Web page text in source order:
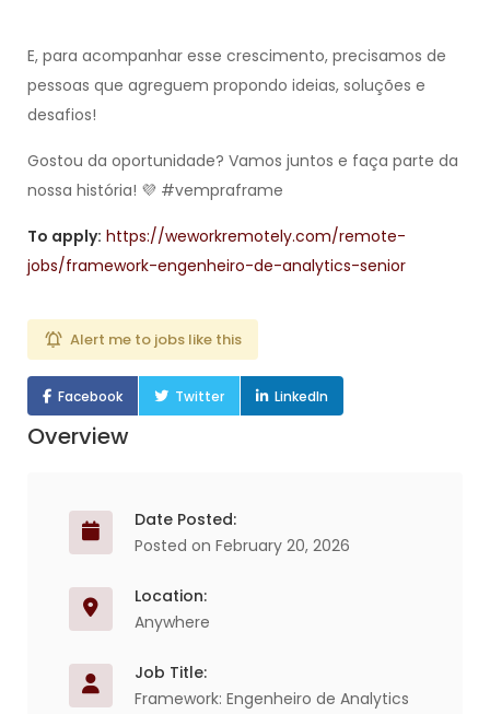
E, para acompanhar esse crescimento, precisamos de
pessoas que agreguem propondo ideias, soluções e
desafios!
Gostou da oportunidade? Vamos juntos e​ faça parte da
nossa história! 💜 #vempraframe
To apply: https://weworkremotely.com/remote-
jobs/framework-engenheiro-de-analytics-senior
Alert me to jobs like this
Facebook Twitter LinkedIn
Overview
Date Posted:
Posted on February 20, 2026
Location:
Anywhere
Job Title:
Framework: Engenheiro de Analytics